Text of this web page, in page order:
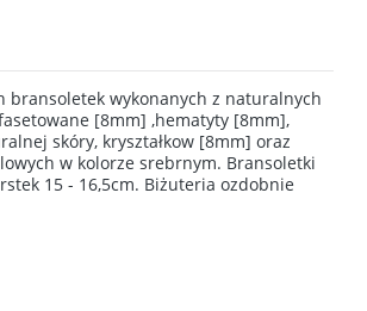
bransoletek wykonanych z naturalnych
[8mm] ,hematyty [8mm],
skóry, kryształkow [8mm] oraz
w kolorze srebrnym. Bransoletki
15 - 16,5cm. Biżuteria ozdobnie